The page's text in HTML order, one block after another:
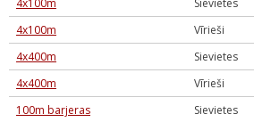
4x100m
Sievietes
4x100m
Vīrieši
4x400m
Sievietes
4x400m
Vīrieši
100m barjeras
Sievietes